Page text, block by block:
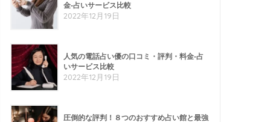
金-占いサービス比較
2022年12月19日
人気の電話占い優の口コミ・評判・料金-占
いサービス比較
2022年12月19日
圧倒的な評判！８つのおすすめ占い館と最強